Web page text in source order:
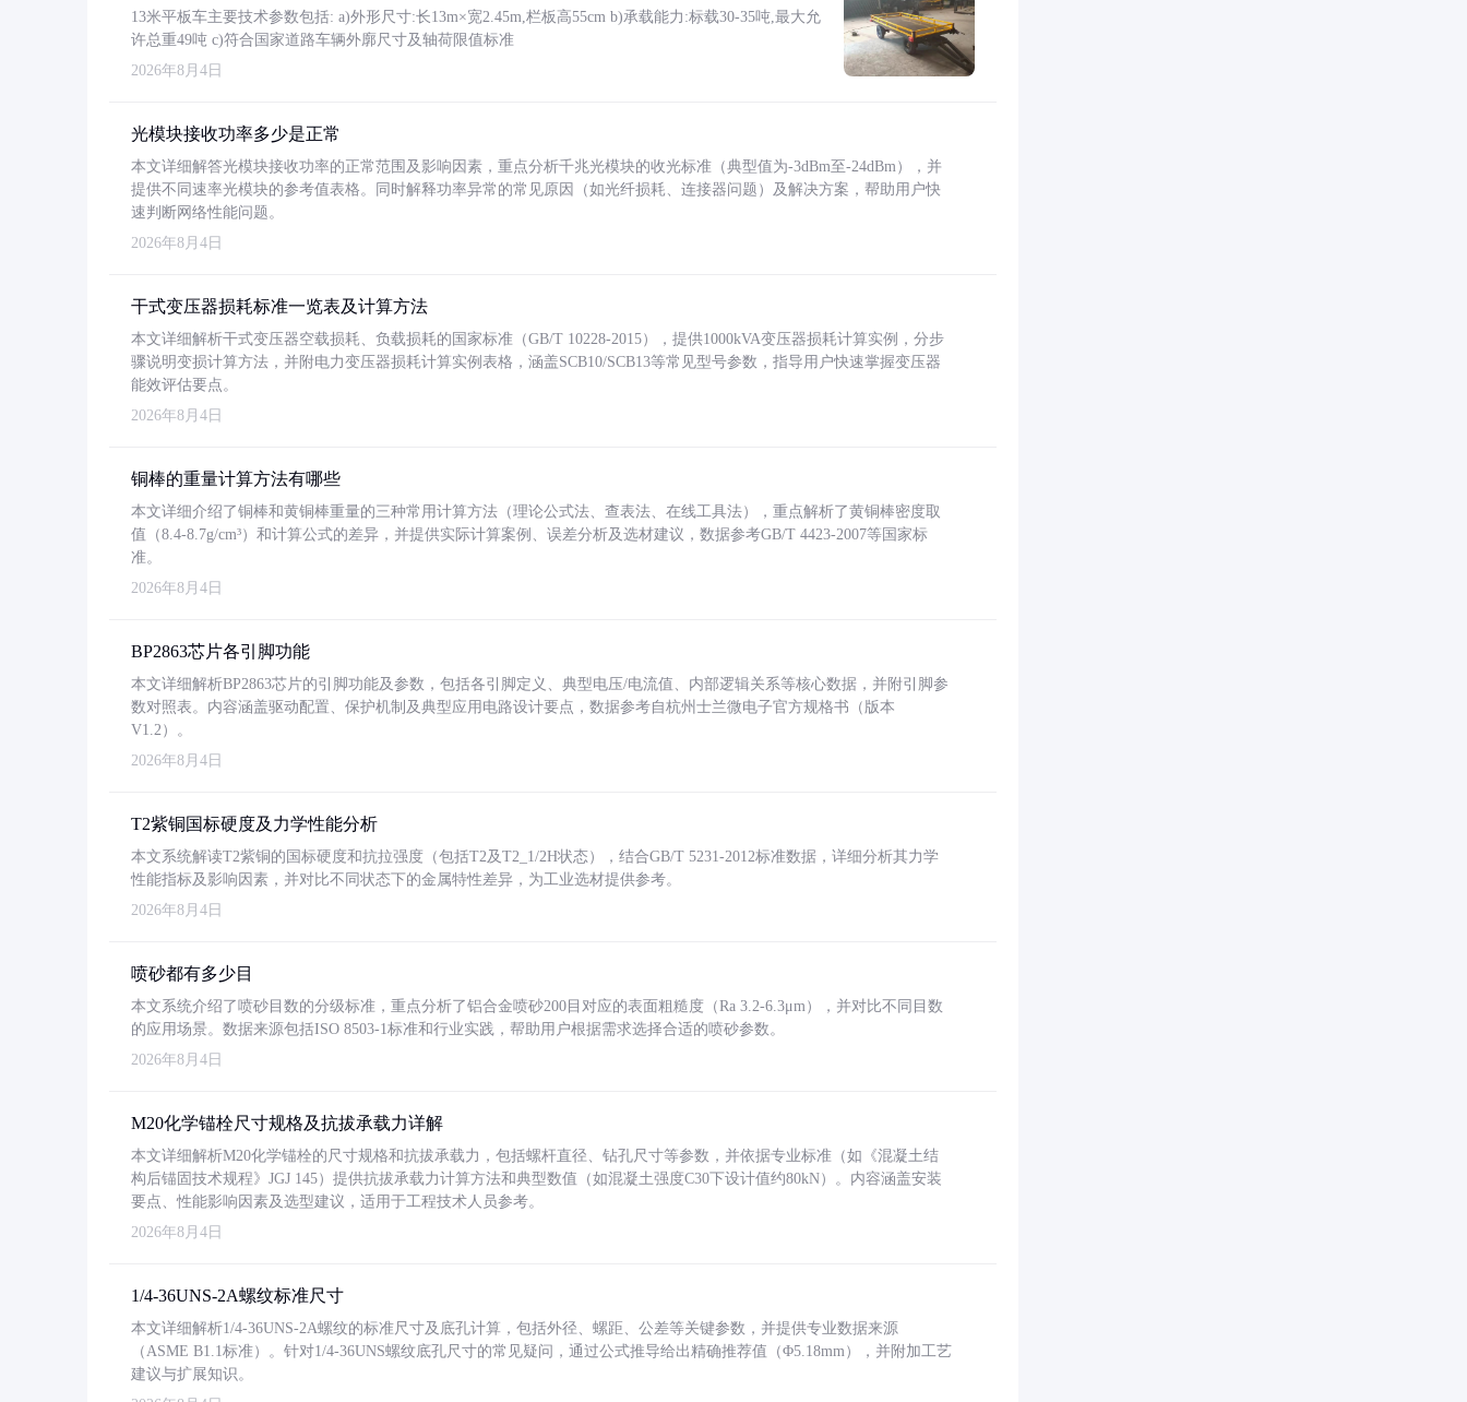
13米平板车主要技术参数包括: a)外形尺寸:长13m×宽2.45m,栏板高55cm b)承载能力:标载30-35吨,最大允
许总重49吨 c)符合国家道路车辆外廓尺寸及轴荷限值标准
2026年8月4日
光模块接收功率多少是正常
本文详细解答光模块接收功率的正常范围及影响因素，重点分析千兆光模块的收光标准（典型值为-3dBm至-24dBm），并
提供不同速率光模块的参考值表格。同时解释功率异常的常见原因（如光纤损耗、连接器问题）及解决方案，帮助用户快
速判断网络性能问题。
2026年8月4日
干式变压器损耗标准一览表及计算方法
本文详细解析干式变压器空载损耗、负载损耗的国家标准（GB/T 10228-2015），提供1000kVA变压器损耗计算实例，分步
骤说明变损计算方法，并附电力变压器损耗计算实例表格，涵盖SCB10/SCB13等常见型号参数，指导用户快速掌握变压器
能效评估要点。
2026年8月4日
铜棒的重量计算方法有哪些
本文详细介绍了铜棒和黄铜棒重量的三种常用计算方法（理论公式法、查表法、在线工具法），重点解析了黄铜棒密度取
值（8.4-8.7g/cm³）和计算公式的差异，并提供实际计算案例、误差分析及选材建议，数据参考GB/T 4423-2007等国家标
准。
2026年8月4日
BP2863芯片各引脚功能
本文详细解析BP2863芯片的引脚功能及参数，包括各引脚定义、典型电压/电流值、内部逻辑关系等核心数据，并附引脚参
数对照表。内容涵盖驱动配置、保护机制及典型应用电路设计要点，数据参考自杭州士兰微电子官方规格书（版本
V1.2）。
2026年8月4日
T2紫铜国标硬度及力学性能分析
本文系统解读T2紫铜的国标硬度和抗拉强度（包括T2及T2_1/2H状态），结合GB/T 5231-2012标准数据，详细分析其力学
性能指标及影响因素，并对比不同状态下的金属特性差异，为工业选材提供参考。
2026年8月4日
喷砂都有多少目
本文系统介绍了喷砂目数的分级标准，重点分析了铝合金喷砂200目对应的表面粗糙度（Ra 3.2-6.3μm），并对比不同目数
的应用场景。数据来源包括ISO 8503-1标准和行业实践，帮助用户根据需求选择合适的喷砂参数。
2026年8月4日
M20化学锚栓尺寸规格及抗拔承载力详解
本文详细解析M20化学锚栓的尺寸规格和抗拔承载力，包括螺杆直径、钻孔尺寸等参数，并依据专业标准（如《混凝土结
构后锚固技术规程》JGJ 145）提供抗拔承载力计算方法和典型数值（如混凝土强度C30下设计值约80kN）。内容涵盖安装
要点、性能影响因素及选型建议，适用于工程技术人员参考。
2026年8月4日
1/4-36UNS-2A螺纹标准尺寸
本文详细解析1/4-36UNS-2A螺纹的标准尺寸及底孔计算，包括外径、螺距、公差等关键参数，并提供专业数据来源
（ASME B1.1标准）。针对1/4-36UNS螺纹底孔尺寸的常见疑问，通过公式推导给出精确推荐值（Φ5.18mm），并附加工艺
建议与扩展知识。